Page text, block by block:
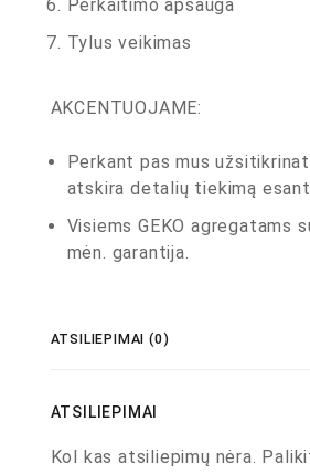
Perkaitimo apsauga
Tylus veikimas
AKCENTUOJAME:
Perkant pas mus
atskira detalių tiekimą
Visiems GEKO agregatams
mėn. garantija.
ATSILIEPIMAI (0)
ATSILIEPIMAI
Kol kas atsiliepimų nėra.